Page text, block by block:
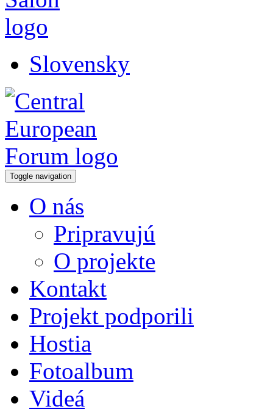
Slovensky
Toggle navigation
O nás
Pripravujú
O projekte
Kontakt
Projekt podporili
Hostia
Fotoalbum
Videá